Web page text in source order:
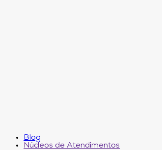
Blog
Núcleos de Atendimentos